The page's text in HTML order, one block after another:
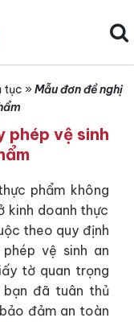
tục » Mẫu đơn đề nghị
phép vệ sinh
phẩm không
kinh doanh thực
theo quy định
vệ sinh an
tờ quan trọng
bạn đã tuân thủ
đảm an toàn